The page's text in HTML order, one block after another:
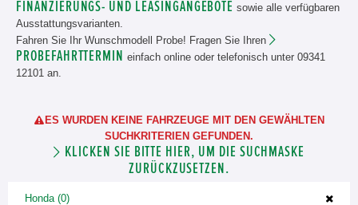
Unser Autohaus
FINANZIERUNGS- UND LEASINGANGEBOTE sowie alle verfügbaren
Ausstattungsvarianten.
Fahren Sie Ihr Wunschmodell Probe! Fragen Sie Ihren
PROBEFAHRTTERMIN einfach online oder telefonisch unter 09341
12101 an.
ES WURDEN KEINE FAHRZEUGE MIT DEN GEWÄHLTEN
SUCHKRITERIEN GEFUNDEN.
KLICKEN SIE BITTE HIER, UM DIE SUCHMASKE
ZURÜCKZUSETZEN.
Honda (0)